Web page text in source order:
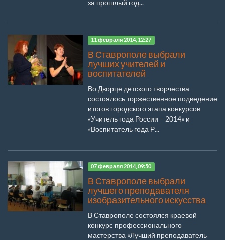
за прошлый год...
11 февраля 2014, 12:27
В Ставрополе выбрали
лучших учителей и
воспитателей
Во Дворце детского творчества
состоялось торжественное подведение
итогов городского этапа конкурсов
«Учитель года России – 2014» и
«Воспитатель года Р...
07 февраля 2014, 09:50
В Ставрополе выбрали
лучшего преподавателя
изобразительного искусства
В Ставрополе состоялся краевой
конкурс профессионального
мастерства «Лучший преподаватель